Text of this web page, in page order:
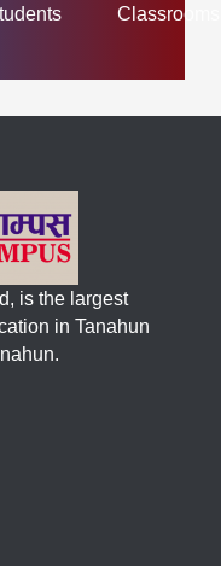
Classrooms
is the largest
in Tanahun